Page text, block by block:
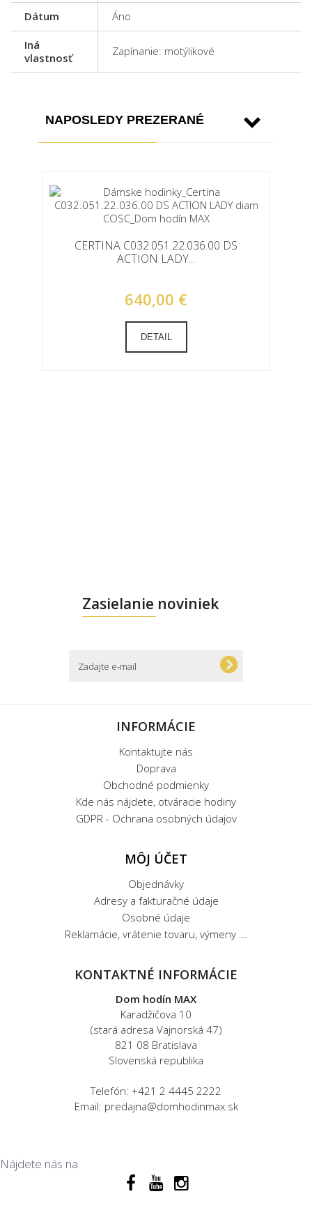
Dátum Áno
Iná
vlastnosť
Zapínanie: motýlikové
NAPOSLEDY PREZERANÉ
CERTINA C032.051.22.036.00 DS
ACTION LADY...
640,00 €
DETAIL
Zasielanie noviniek
INFORMÁCIE
Kontaktujte nás
Doprava
Obchodné podmienky
Kde nás nájdete, otváracie hodiny
GDPR - Ochrana osobných údajov
MÔJ ÚČET
Objednávky
Adresy a fakturačné údaje
Osobné údaje
Reklamácie, vrátenie tovaru, výmeny ...
KONTAKTNÉ INFORMÁCIE
Dom hodín MAX
Karadžičova 10
(stará adresa Vajnorská 47)
821 08 Bratislava
Slovenská republika
Telefón: +421 2 4445 2222
Email: predajna@domhodinmax.sk
Nájdete nás na